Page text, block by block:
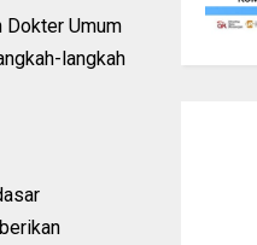
Dokter Umum
langkah